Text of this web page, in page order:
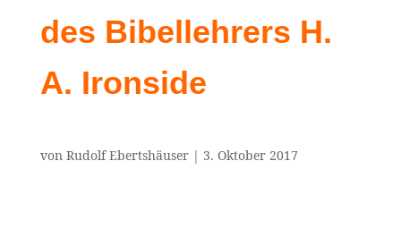
des Bibellehrers H.
A. Ironside
von Rudolf Ebertshäuser| 3. Oktober 2017